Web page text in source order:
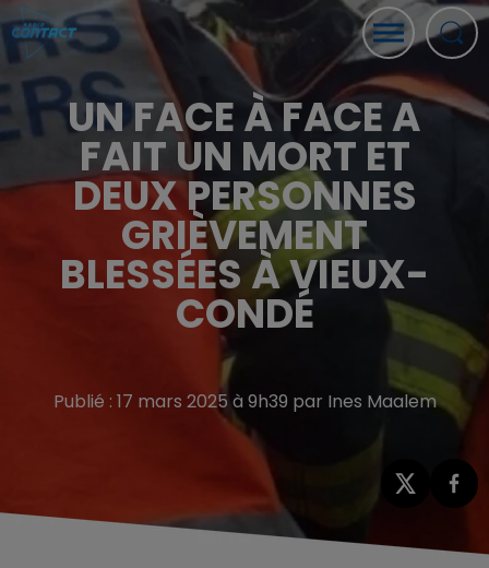
UN FACE À FACE A
FAIT UN MORT ET
DEUX PERSONNES
GRIÈVEMENT
BLESSÉES À VIEUX-
CONDÉ
Publié : 17 mars 2025 à 9h39 par Ines Maalem